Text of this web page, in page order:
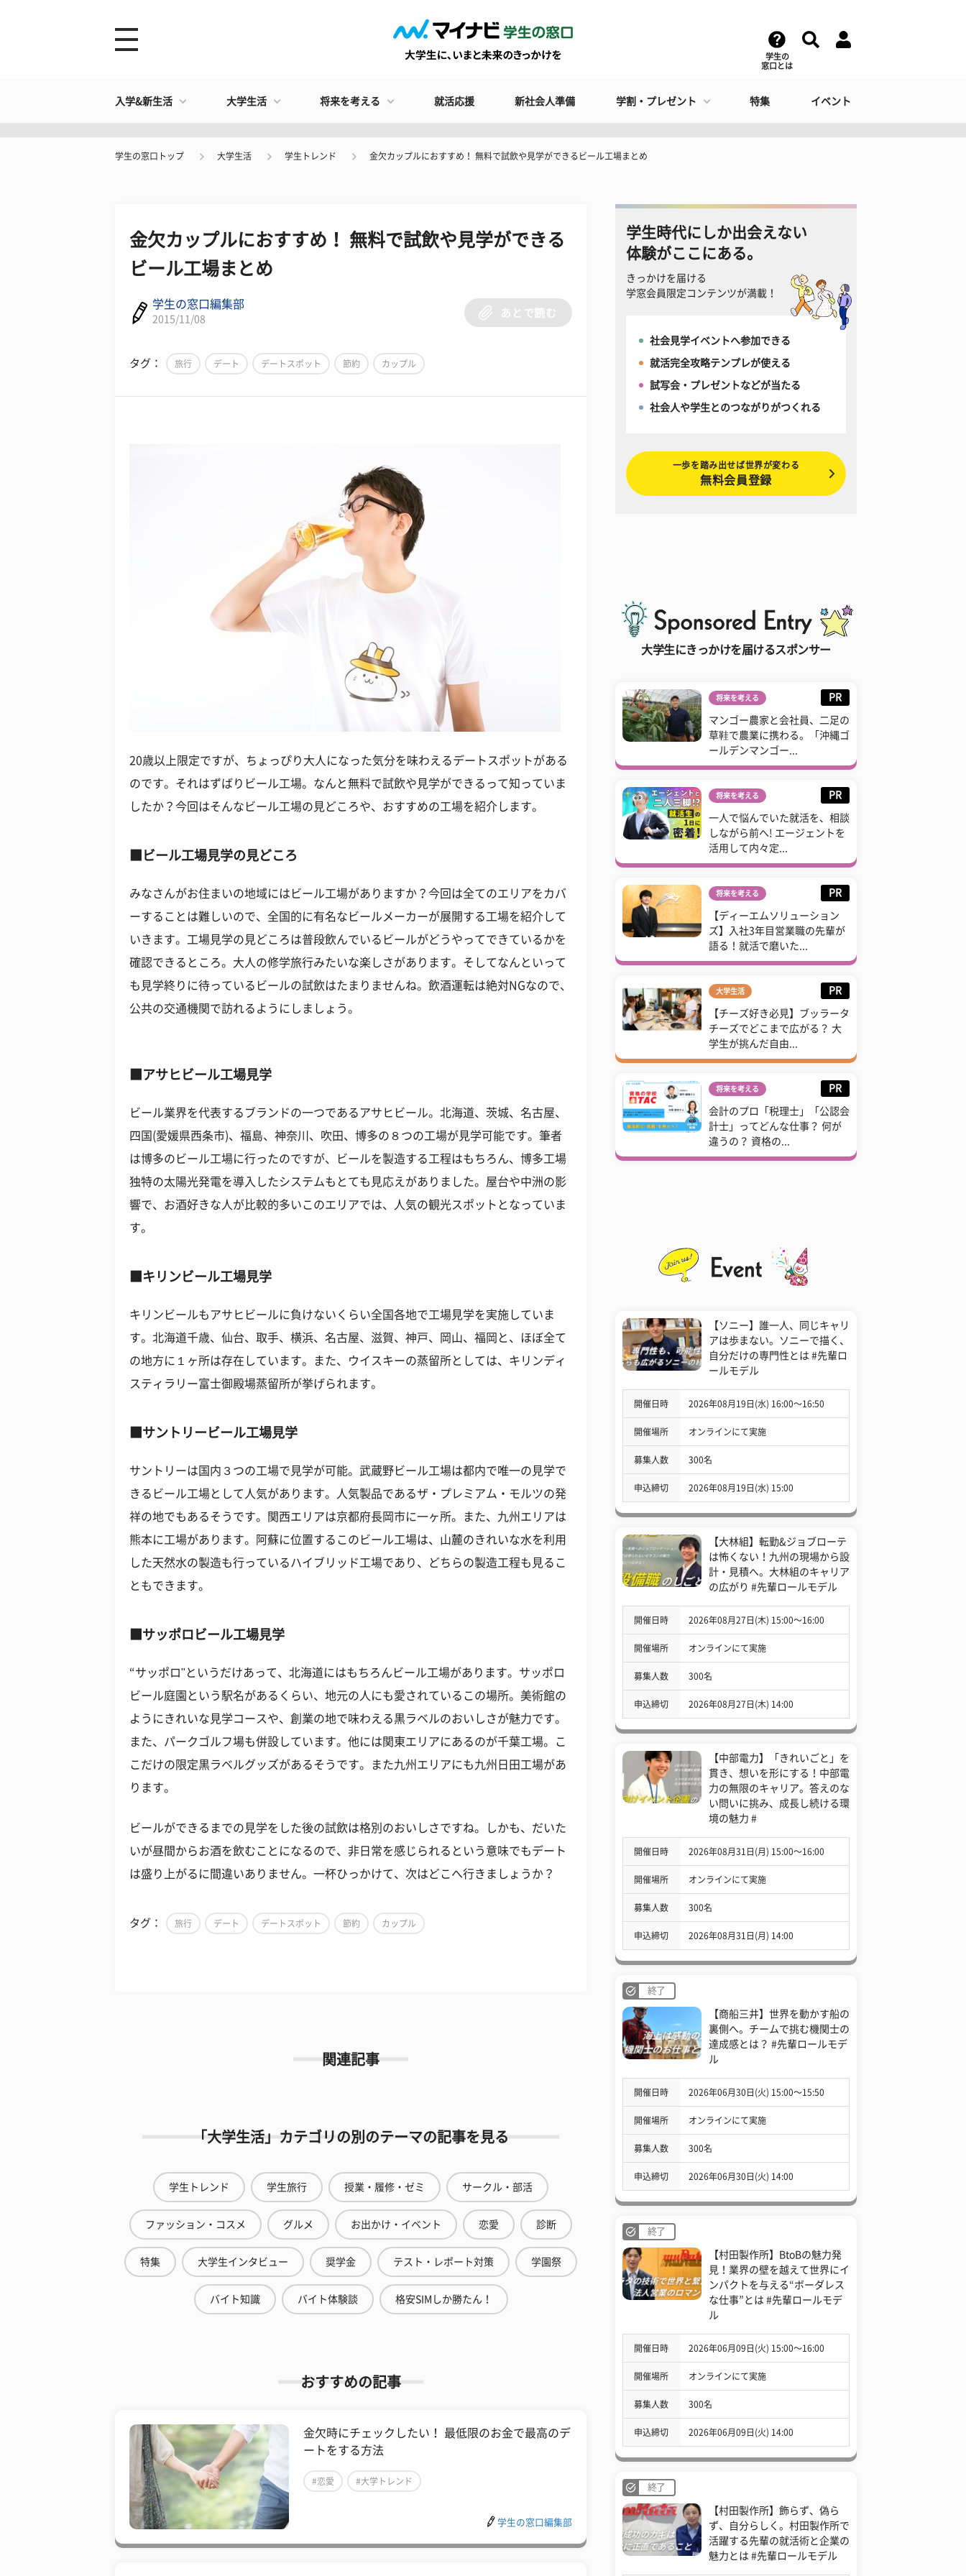
学生の
窓口とは
入学&新生活 大学生活 将来を考える 就活応援 新社会人準備 学割・プレゼント 特集 イベント
学生の窓口トップ 大学生活 学生トレンド 金欠カップルにおすすめ！ 無料で試飲や見学ができるビール工場まとめ
金欠カップルにおすすめ！ 無料で試飲や見学ができる
ビール工場まとめ
学生の窓口編集部
2015/11/08
あとで読む
タグ： 旅行 デート デートスポット 節約 カップル
20歳以上限定ですが、ちょっぴり大人になった気分を味わえるデートスポットがある
のです。それはずばりビール工場。なんと無料で試飲や見学ができるって知っていま
したか？今回はそんなビール工場の見どころや、おすすめの工場を紹介します。
■ビール工場見学の見どころ
みなさんがお住まいの地域にはビール工場がありますか？今回は全てのエリアをカバ
ーすることは難しいので、全国的に有名なビールメーカーが展開する工場を紹介して
いきます。工場見学の見どころは普段飲んでいるビールがどうやってできているかを
確認できるところ。大人の修学旅行みたいな楽しさがあります。そしてなんといって
も見学終りに待っているビールの試飲はたまりませんね。飲酒運転は絶対NGなので、
公共の交通機関で訪れるようにしましょう。
■アサヒビール工場見学
ビール業界を代表するブランドの一つであるアサヒビール。北海道、茨城、名古屋、
四国(愛媛県西条市)、福島、神奈川、吹田、博多の８つの工場が見学可能です。筆者
は博多のビール工場に行ったのですが、ビールを製造する工程はもちろん、博多工場
独特の太陽光発電を導入したシステムもとても見応えがありました。屋台や中洲の影
響で、お酒好きな人が比較的多いこのエリアでは、人気の観光スポットとなっていま
す。
■キリンビール工場見学
キリンビールもアサヒビールに負けないくらい全国各地で工場見学を実施していま
す。北海道千歳、仙台、取手、横浜、名古屋、滋賀、神戸、岡山、福岡と、ほぼ全て
の地方に１ヶ所は存在しています。また、ウイスキーの蒸留所としては、キリンディ
スティラリー富士御殿場蒸留所が挙げられます。
■サントリービール工場見学
サントリーは国内３つの工場で見学が可能。武蔵野ビール工場は都内で唯一の見学で
きるビール工場として人気があります。人気製品であるザ・プレミアム・モルツの発
祥の地でもあるそうです。関西エリアは京都府長岡市に一ヶ所。また、九州エリアは
熊本に工場があります。阿蘇に位置するこのビール工場は、山麓のきれいな水を利用
した天然水の製造も行っているハイブリッド工場であり、どちらの製造工程も見るこ
ともできます。
■サッポロビール工場見学
“サッポロ"というだけあって、北海道にはもちろんビール工場があります。サッポロ
ビール庭園という駅名があるくらい、地元の人にも愛されているこの場所。美術館の
ようにきれいな見学コースや、創業の地で味わえる黒ラベルのおいしさが魅力です。
また、パークゴルフ場も併設しています。他には関東エリアにあるのが千葉工場。こ
こだけの限定黒ラベルグッズがあるそうです。また九州エリアにも九州日田工場があ
ります。
ビールができるまでの見学をした後の試飲は格別のおいしさですね。しかも、だいた
いが昼間からお酒を飲むことになるので、非日常を感じられるという意味でもデート
は盛り上がるに間違いありません。一杯ひっかけて、次はどこへ行きましょうか？
タグ： 旅行 デート デートスポット 節約 カップル
関連記事
「大学生活」カテゴリの別のテーマの記事を見る
学生トレンド 学生旅行 授業・履修・ゼミ サークル・部活
ファッション・コスメ グルメ お出かけ・イベント 恋愛 診断
特集 大学生インタビュー 奨学金 テスト・レポート対策 学園祭
バイト知識 バイト体験談 格安SIMしか勝たん！
おすすめの記事
金欠時にチェックしたい！ 最低限のお金で最高のデ
ートをする方法
#恋愛 #大学トレンド
学生の窓口編集部
学生時代にしか出会えない
体験がここにある。
きっかけを届ける
学窓会員限定コンテンツが満載！
社会見学イベントへ参加できる
就活完全攻略テンプレが使える
試写会・プレゼントなどが当たる
社会人や学生とのつながりがつくれる
一歩を踏み出せば世界が変わる
無料会員登録
大学生にきっかけを届けるスポンサー
将来を考える PR
マンゴー農家と会社員、二足の
草鞋で農業に携わる。「沖縄ゴ
ールデンマンゴー...
将来を考える PR
一人で悩んでいた就活を、相談
しながら前へ! エージェントを
活用して内々定...
将来を考える PR
【ディーエムソリューション
ズ】入社3年目営業職の先輩が
語る！就活で磨いた...
大学生活 PR
【チーズ好き必見】ブッラータ
チーズでどこまで広がる？ 大
学生が挑んだ自由...
将来を考える PR
会計のプロ「税理士」「公認会
計士」ってどんな仕事？ 何が
違うの？ 資格の...
【ソニー】誰一人、同じキャリ
アは歩まない。ソニーで描く、
自分だけの専門性とは #先輩ロ
ールモデル
開催日時 2026年08月19日(水) 16:00〜16:50
開催場所 オンラインにて実施
募集人数 300名
申込締切 2026年08月19日(水) 15:00
【大林組】転勤&ジョブローテ
は怖くない！九州の現場から設
計・見積へ。大林組のキャリア
の広がり #先輩ロールモデル
開催日時 2026年08月27日(木) 15:00〜16:00
開催場所 オンラインにて実施
募集人数 300名
申込締切 2026年08月27日(木) 14:00
【中部電力】「きれいごと」を
貫き、想いを形にする！中部電
力の無限のキャリア。答えのな
い問いに挑み、成長し続ける環
境の魅力 #
開催日時 2026年08月31日(月) 15:00〜16:00
開催場所 オンラインにて実施
募集人数 300名
申込締切 2026年08月31日(月) 14:00
終了
【商船三井】世界を動かす船の
裏側へ。チームで挑む機関士の
達成感とは？ #先輩ロールモデ
ル
開催日時 2026年06月30日(火) 15:00〜15:50
開催場所 オンラインにて実施
募集人数 300名
申込締切 2026年06月30日(火) 14:00
終了
【村田製作所】BtoBの魅力発
見！業界の壁を越えて世界にイ
ンパクトを与える“ボーダレス
な仕事”とは #先輩ロールモデ
ル
開催日時 2026年06月09日(火) 15:00〜16:00
開催場所 オンラインにて実施
募集人数 300名
申込締切 2026年06月09日(火) 14:00
終了
【村田製作所】飾らず、偽ら
ず、自分らしく。村田製作所で
活躍する先輩の就活術と企業の
魅力とは #先輩ロールモデル